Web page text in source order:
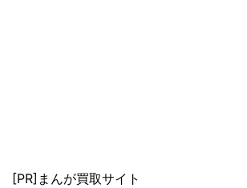
[PR]まんが買取サイト